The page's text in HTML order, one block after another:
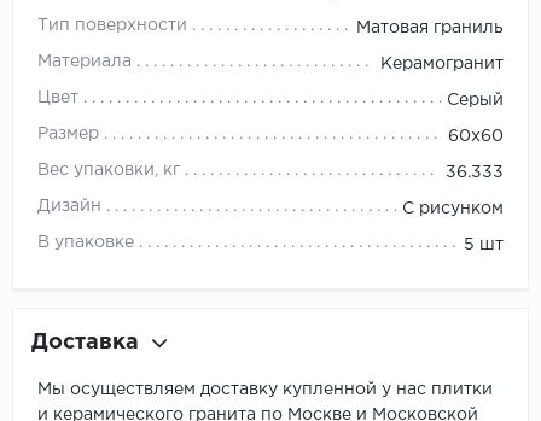
Тип поверхности Матовая граниль
Материала Керамогранит
Цвет Серый
Размер 60х60
Вес упаковки, кг 36.333
Дизайн С рисунком
В упаковке 5 шт
Доставка
Мы осуществляем доставку купленной у нас плитки
и керамического гранита по Москве и Московской